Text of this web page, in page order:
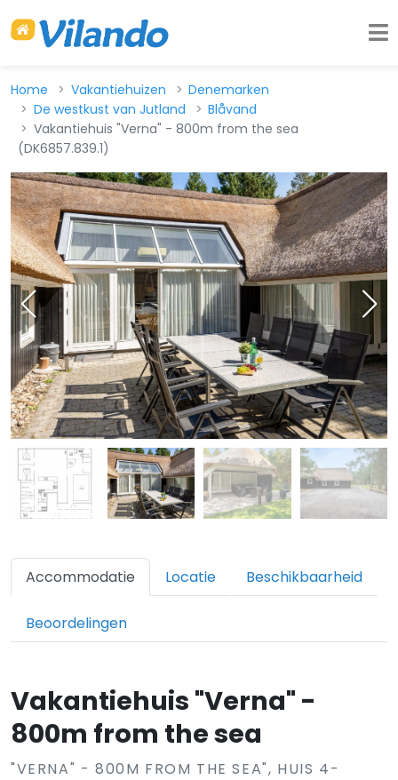
Home Vakantiehuizen
Denemarken
De westkust van Jutland
Blåvand
Vakantiehuis "Verna" - 800m from the sea
(DK6857.839.1)
Accommodatie Locatie Beschikbaarheid
Beoordelingen
Vakantiehuis "Verna" -
800m from the sea
"VERNA" - 800M FROM THE SEA", HUIS 4-